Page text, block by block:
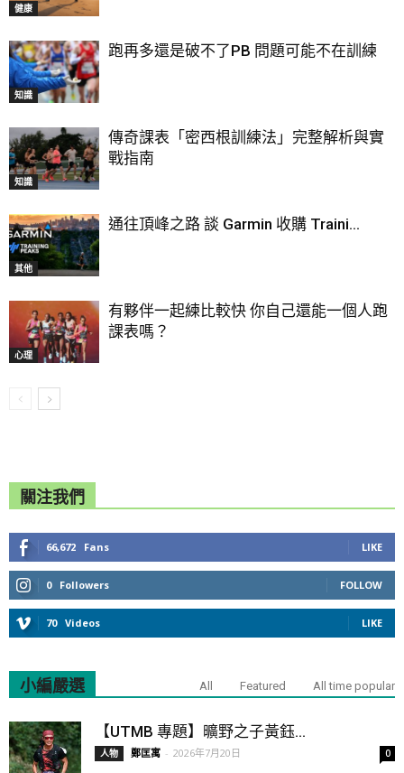
健康
知識
跑再多還是破不了PB 問題可能不在訓練
知識
傳奇課表「密西根訓練法」完整解析與實
戰指南
其他
通往頂峰之路 談 Garmin 收購 Traini...
心理
有夥伴一起練比較快 你自己還能一個人跑
課表嗎？
關注我們
66,672 Fans LIKE
0 Followers FOLLOW
70 Videos LIKE
小編嚴選 All Featured All time popular
【UTMB 專題】曠野之子黃鈺...
人物 鄭匡寓 - 2026年7月20日 0